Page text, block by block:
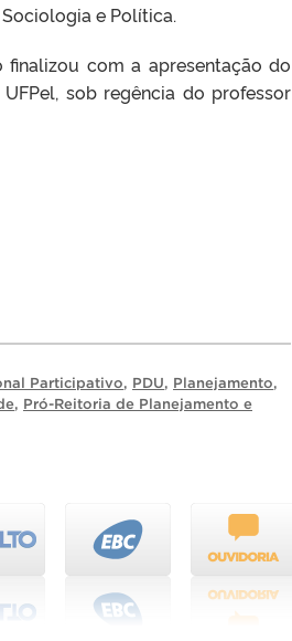
e Política.
finalizou com a apresentação do
sob regência do professor
Participativo, PDU, Planejamento,
, Pró-Reitoria de Planejamento e